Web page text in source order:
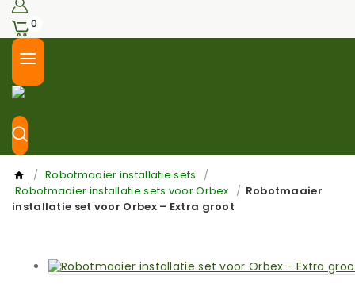
0
/ Robotmaaier installatie sets
/
Robotmaaier installatie sets voor Orbex / Robotmaaier
installatie set voor Orbex – Extra groot